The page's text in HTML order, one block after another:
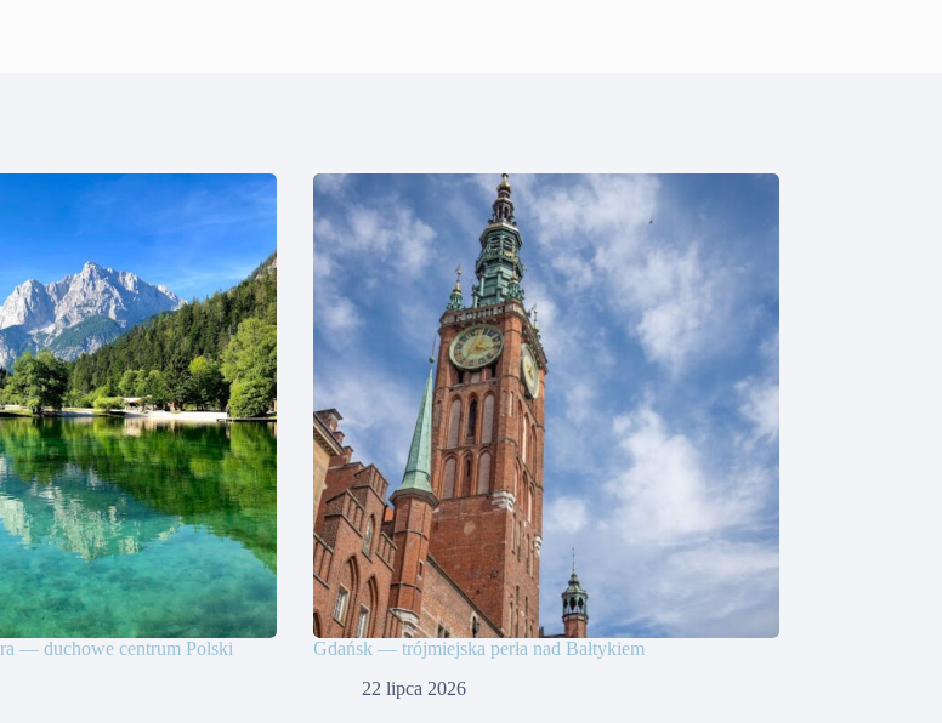
— duchowe centrum Polski
Gdańsk — trójmiejska perła nad Bałtykiem
22 lipca 2026